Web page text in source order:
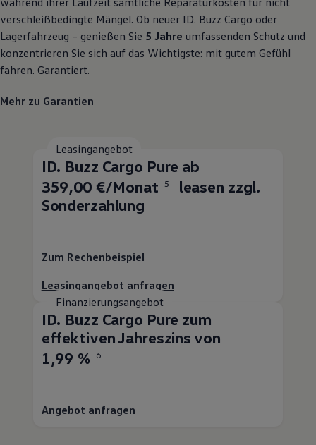
verschleißbedingte Mängel. Ob neuer ID. Buzz Cargo oder
Lagerfahrzeug – genießen Sie 5 Jahre umfassenden Schutz und
konzentrieren Sie sich auf das Wichtigste: mit gutem Gefühl
fahren. Garantiert.
Mehr zu Garantien
Leasingangebot
ID. Buzz Cargo Pure ab
359,00 €/Monat
5
leasen zzgl.
Sonderzahlung
Zum Rechenbeispiel
Leasingangebot anfragen
Finanzierungsangebot
ID. Buzz Cargo Pure zum
effektiven Jahreszins von
1,99 %
6
Angebot anfragen